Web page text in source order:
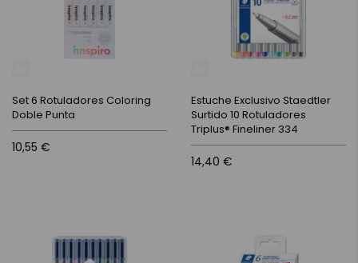
Set 6 Rotuladores Coloring
Doble Punta
10,55 €
Estuche Exclusivo Staedtler
Surtido 10 Rotuladores
Triplus® Fineliner 334
14,40 €